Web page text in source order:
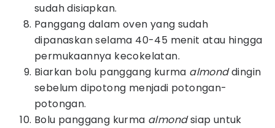
sudah disiapkan.
Panggang dalam oven yang sudah
dipanaskan selama 40-45 menit atau hingga
permukaannya kecokelatan.
Biarkan bolu panggang kurma almonddingin
sebelum dipotong menjadi potongan-
potongan.
Bolu panggang kurma almondsiap untuk